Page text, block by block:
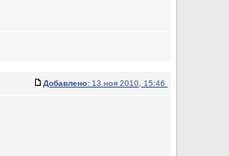
Добавлено: 13 ноя 2010, 15:46